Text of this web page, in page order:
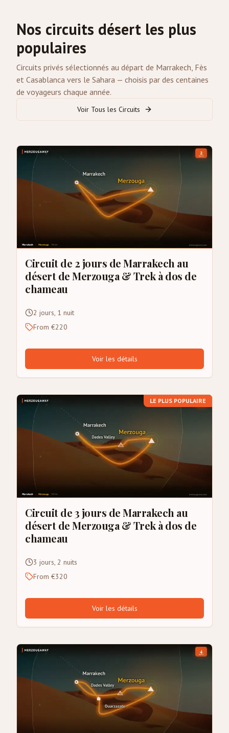
Nos circuits désert les plus
populaires
Circuits privés sélectionnés au départ de Marrakech, Fès
et Casablanca vers le Sahara — choisis par des centaines
de voyageurs chaque année.
Voir Tous les Circuits
Circuit de 2 jours de Marrakech au
désert de Merzouga & Trek à dos de
chameau
2 jours, 1 nuit
From €220
Voir les détails
LE PLUS POPULAIRE
Circuit de 3 jours de Marrakech au
désert de Merzouga & Trek à dos de
chameau
3 jours, 2 nuits
From €320
Voir les détails